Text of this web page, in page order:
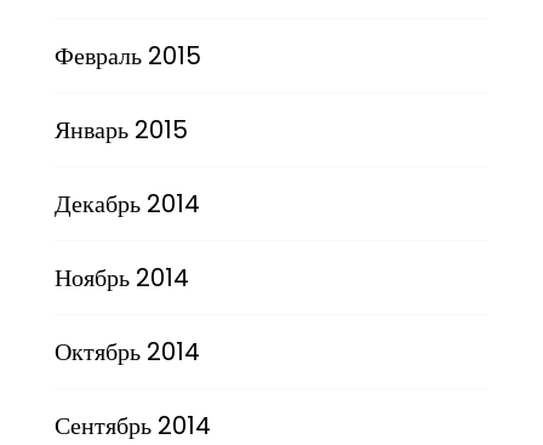
Февраль 2015
Январь 2015
Декабрь 2014
Ноябрь 2014
Октябрь 2014
Сентябрь 2014